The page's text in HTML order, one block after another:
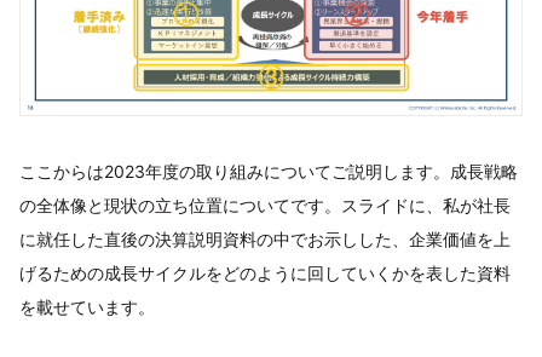
ここからは2023年度の取り組みについてご説明します。成長戦略
の全体像と現状の立ち位置についてです。スライドに、私が社長
に就任した直後の決算説明資料の中でお示しした、企業価値を上
げるための成長サイクルをどのように回していくかを表した資料
を載せています。